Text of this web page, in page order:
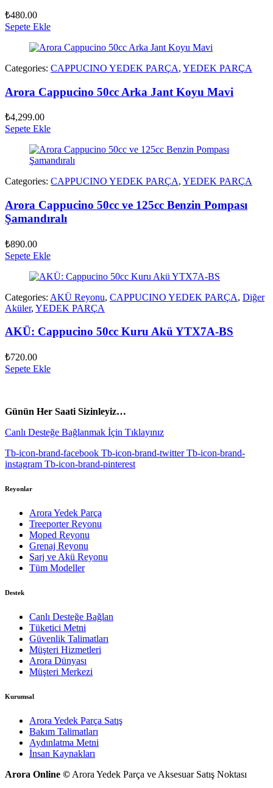
₺480.00
Sepete Ekle
Categories: CAPPUCINO YEDEK PARÇA, YEDEK PARÇA
Arora Cappucino 50cc Arka Jant Koyu Mavi
₺4,299.00
Sepete Ekle
Categories: CAPPUCINO YEDEK PARÇA, YEDEK PARÇA
Arora Cappucino 50cc ve 125cc Benzin Pompası
Şamandıralı
₺890.00
Sepete Ekle
Categories: AKÜ Reyonu, CAPPUCINO YEDEK PARÇA, Diğer
Aküler, YEDEK PARÇA
AKÜ: Cappucino 50cc Kuru Akü YTX7A-BS
₺720.00
Sepete Ekle
Günün Her Saati Sizinleyiz…
Canlı Desteğe Bağlanmak İçin Tıklayınız
Tb-icon-brand-facebook Tb-icon-brand-twitter Tb-icon-brand-
instagram Tb-icon-brand-pinterest
Reyonlar
Arora Yedek Parça
Treeporter Reyonu
Moped Reyonu
Grenaj Reyonu
Şarj ve Akü Reyonu
Tüm Modeller
Destek
Canlı Desteğe Bağlan
Tüketici Metni
Güvenlik Talimatları
Müşteri Hizmetleri
Arora Dünyası
Müşteri Merkezi
Kurumsal
Arora Yedek Parça Satış
Bakım Talimatları
Aydınlatma Metni
İnsan Kaynakları
Arora Online © Arora Yedek Parça ve Aksesuar Satış Noktası